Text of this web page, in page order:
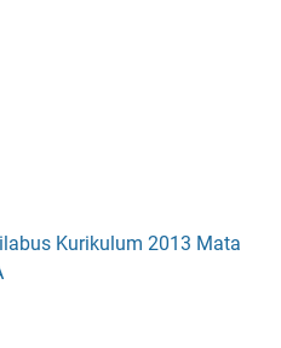
Kurikulum 2013 Mata